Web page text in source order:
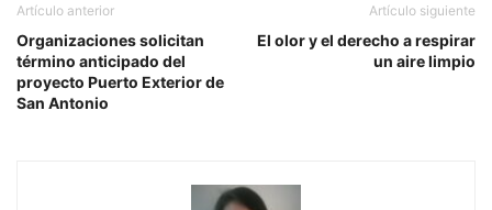
Artículo anterior
Organizaciones solicitan
término anticipado del
proyecto Puerto Exterior de
San Antonio
Artículo siguiente
El olor y el derecho a respirar
un aire limpio